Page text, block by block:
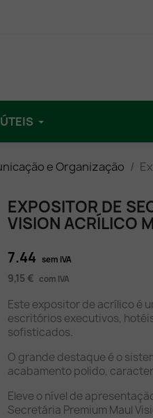
e Organização
EXPOSITOR DE
VISION ACRÍLICO
7.44 sem IVA
9,15 € com IVA
Este expositor de acrílico é
escritórios executivos,
sofisticados.
O grande destaque é o
acabamento polido,
Eleve o nível de
Secretária Premium Maul